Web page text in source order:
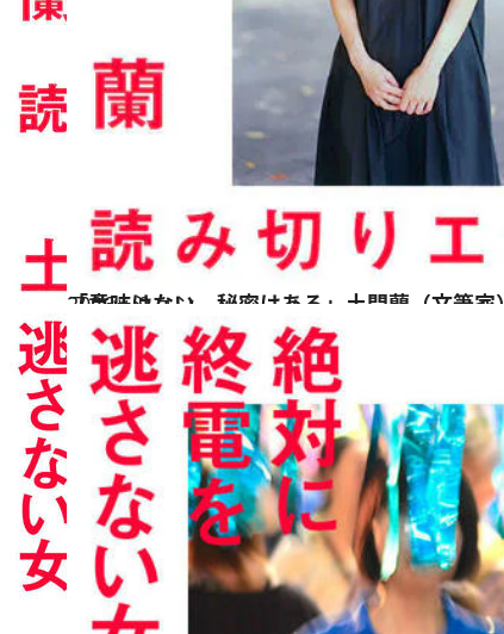
2026.6.9
「意味はない、秘密はある」土門蘭（文筆家）
ファッション